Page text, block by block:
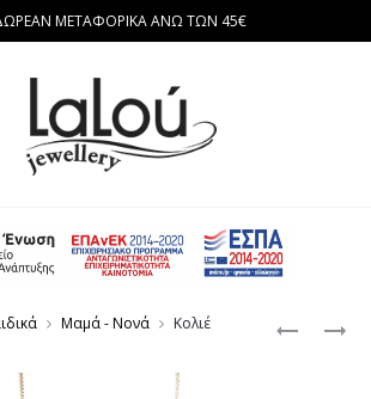
ΜΕΤΑΦΟΡΙΚΑ ΑΝΩ ΤΩΝ 45€
Μαμά - Νονά Κολιέ